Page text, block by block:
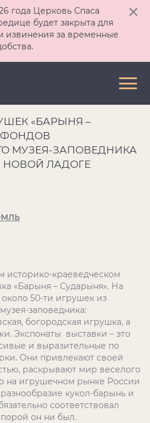
года Церковь Спаса
будет закрыта для
извинения за временные
«БАРЫНЯ –
ФОНДОВ
МУЗЕЯ-ЗАПОВЕДНИКА
НОВОЙ ЛАДОГЕ
историко-краеведческом
«Барыня – Сударыня». На
50-ти игрушек из
заповедника:
богородская игрушка, а
Экспонаты выставки – это
и выразительные по
Они привлекают своей
раскрывают мир веселого
на игрушечном рынке России
кукол-барынь и
соответствовал
он ни был.